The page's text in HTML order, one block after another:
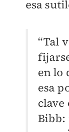
esa
“Tal
en lo
esa
clave
Bibb: